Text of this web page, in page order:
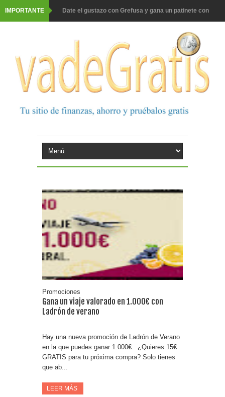
IMPORTANTE Date el gustazo con Grefusa y gana un patinete con
Barbadillo te da la opción de ganar increíbles premios
Prueba gratis hohes C Vitamin C-irup
Prueba gratis Maison Perrier France
Gana premios Pokémon con Kellogg's
premios
El milagrito te lleva a Sevilla
Fuze Tea regala 100 premios al día
Oreo te da la oportunidad de ganar increíbles premios
Promociones
Gana un viaje valorado en 1.000€ con
Ladrón de verano
Hay una nueva promoción de Ladrón de Verano
en la que puedes ganar 1.000€. ¿Quieres 15€
GRATIS para tu próxima compra? Solo tienes
que ab...
LEER MÁS